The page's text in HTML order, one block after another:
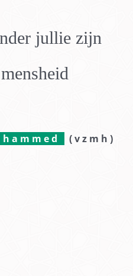
jullie zijn
(vzmh)